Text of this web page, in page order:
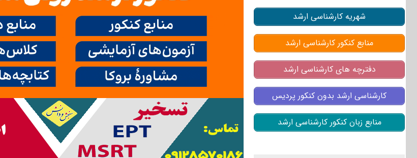
شهریه کارشناسی ارشد
منابع کنکور کارشناسی ارشد
دفترچه های کارشناسی ارشد
کارشناسی ارشد بدون کنکور پردیس
منابع زبان کنکور کارشناسی ارشد